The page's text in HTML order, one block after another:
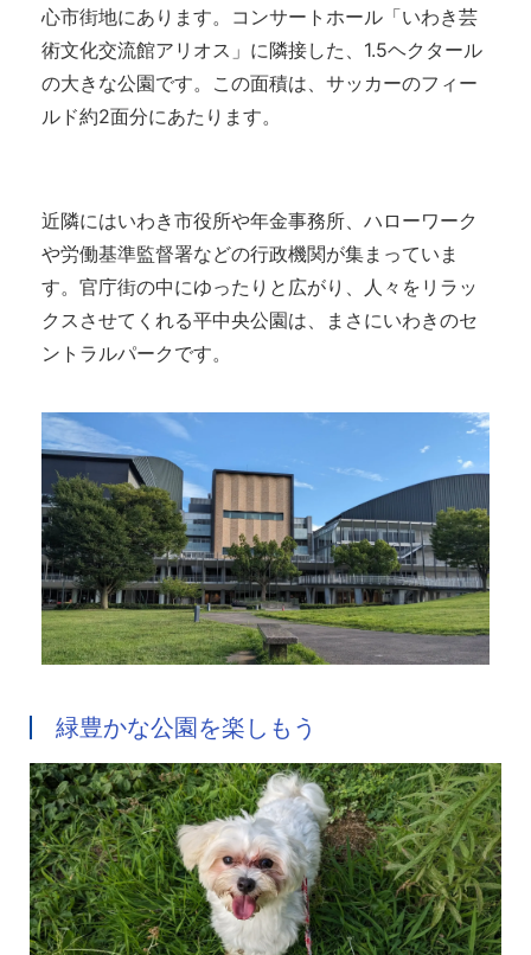
心市街地にあります。コンサートホール「いわき芸
術文化交流館アリオス」に隣接した、1.5ヘクタール
の大きな公園です。この面積は、サッカーのフィー
ルド約2面分にあたります。
近隣にはいわき市役所や年金事務所、ハローワーク
や労働基準監督署などの行政機関が集まっていま
す。官庁街の中にゆったりと広がり、人々をリラッ
クスさせてくれる平中央公園は、まさにいわきのセ
ントラルパークです。
緑豊かな公園を楽しもう